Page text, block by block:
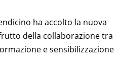
ha accolto la nuova
della collaborazione tra
e sensibilizzazione